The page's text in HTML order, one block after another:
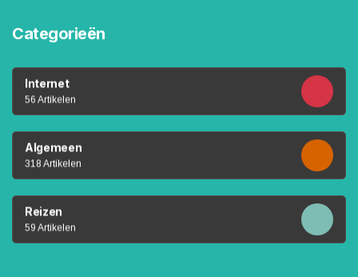
Categorieën
Internet
56 Artikelen
Algemeen
318 Artikelen
Reizen
59 Artikelen